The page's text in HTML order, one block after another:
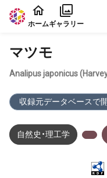
本文に飛ぶ
ホームギャラリー
マツモ
Analipus japonicus
収録元データベースで
自然史・理工学